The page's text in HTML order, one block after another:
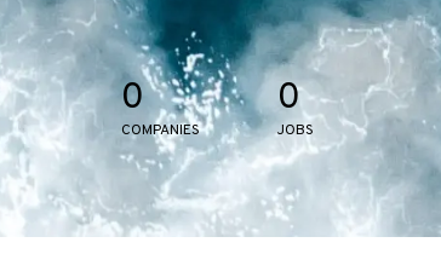
0
COMPANIES
0
JOBS